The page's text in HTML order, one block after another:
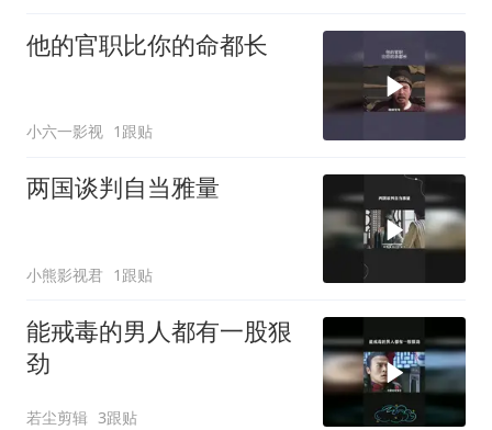
他的官职比你的命都长
小六一影视 1跟贴
两国谈判自当雅量
小熊影视君 1跟贴
能戒毒的男人都有一股狠
劲
若尘剪辑 3跟贴